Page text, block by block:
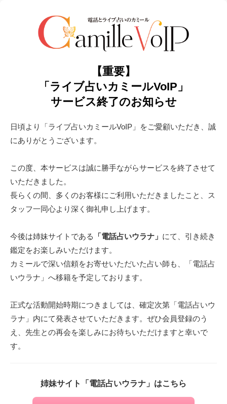
【重要】
「ライブ占いカミールVoIP」
サービス終了のお知らせ
日頃より「ライブ占いカミールVoIP」をご愛顧いただき、誠
にありがとうございます。
この度、本サービスは誠に勝手ながらサービスを終了させて
いただきました。
長らくの間、多くのお客様にご利用いただきましたこと、ス
タッフ一同心より深く御礼申し上げます。
今後は姉妹サイトである 「電話占いウラナ」 にて、引き続き
鑑定をお楽しみいただけます。
カミールで深い信頼をお寄せいただいた占い師も、「電話占
いウラナ」へ移籍を予定しております。
正式な活動開始時期につきましては、確定次第「電話占いウ
ラナ」内にて発表させていただきます。ぜひ会員登録のう
え、先生との再会を楽しみにお待ちいただけますと幸いで
す。
姉妹サイト「電話占いウラナ」はこちら